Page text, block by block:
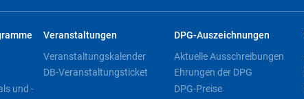
und -
Veranstaltungen
Veranstaltungskalender
DB-Veranstaltungsticket
DPG-Auszeichnungen
Aktuelle Ausschreibungen
Ehrungen der DPG
DPG-Preise